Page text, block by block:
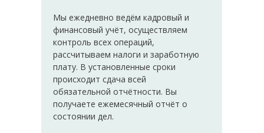
Мы ежедневно ведём кадровый и
финансовый учёт, осуществляем
контроль всех операций,
рассчитываем налоги и заработную
плату. В установленные сроки
происходит сдача всей
обязательной отчётности. Вы
получаете ежемесячный отчёт о
состоянии дел.